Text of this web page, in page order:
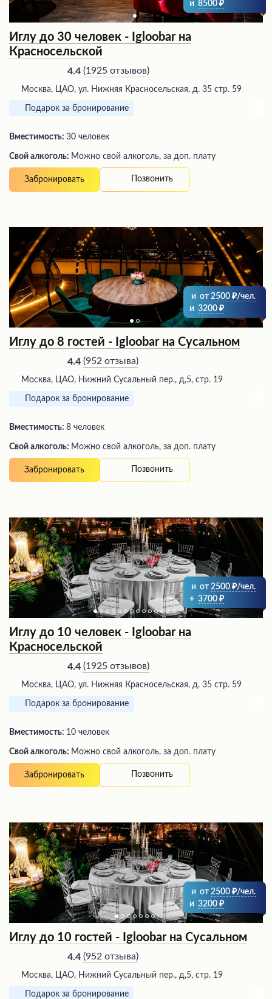
и 8500
Иглу до 30 человек - Igloobar на
Красносельской
4.4 (1925 отзывов)
Москва, ЦАО, ул. Нижняя Красносельская, д. 35 стр. 59
Подарок за бронирование
Вместимость: 30 человек
Свой алкоголь: Можно свой алкоголь, за доп. плату
Забронировать Позвонить
и от 2500
/чел.
и 3200
Иглу до 8 гостей - Igloobar на Сусальном
4.4 (952 отзыва)
Москва, ЦАО, Нижний Сусальный пер., д,5, стр. 19
Подарок за бронирование
Вместимость: 8 человек
Свой алкоголь: Можно свой алкоголь, за доп. плату
Забронировать Позвонить
и от 2500
/чел.
+ 3700
Иглу до 10 человек - Igloobar на
Красносельской
4.4 (1925 отзывов)
Москва, ЦАО, ул. Нижняя Красносельская, д. 35 стр. 59
Подарок за бронирование
Вместимость: 10 человек
Свой алкоголь: Можно свой алкоголь, за доп. плату
Забронировать Позвонить
и от 2500
/чел.
и 3200
Иглу до 10 гостей - Igloobar на Сусальном
4.4 (952 отзыва)
Москва, ЦАО, Нижний Сусальный пер., д,5, стр. 19
Подарок за бронирование